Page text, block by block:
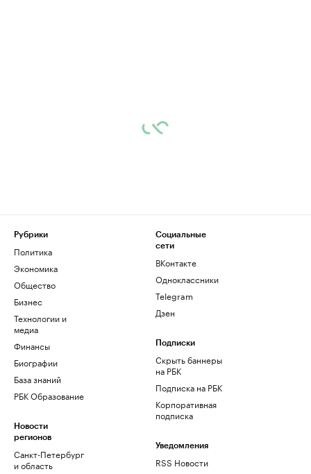
Рубрики
Политика
Экономика
Общество
Бизнес
Технологии и
медиа
Финансы
Биографии
База знаний
РБК Образование
Новости
регионов
Санкт-Петербург
и область
Социальные
сети
ВКонтакте
Одноклассники
Telegram
Дзен
Подписки
Скрыть баннеры
на РБК
Подписка на РБК
Корпоративная
подписка
Уведомления
RSS Новости